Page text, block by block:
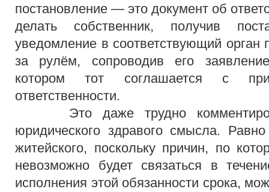
постановление — это документ об
делать собственник, получив
уведомление в соответствующий
за рулём, сопроводив его
котором тот соглашается с
ответственности.
Это даже трудно
юридического здравого смысла.
житейского, поскольку причин, по
невозможно будет связаться в
исполнения этой обязанности срока,